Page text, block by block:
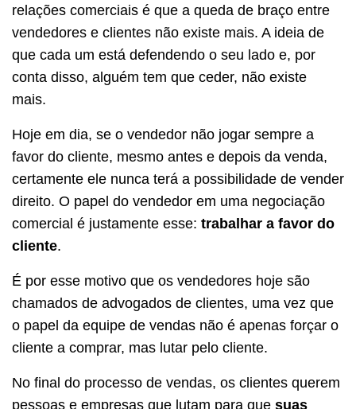
relações comerciais é que a queda de braço entre
vendedores e clientes não existe mais. A ideia de
que cada um está defendendo o seu lado e, por
conta disso, alguém tem que ceder, não existe
mais.
Hoje em dia, se o vendedor não jogar sempre a
favor do cliente, mesmo antes e depois da venda,
certamente ele nunca terá a possibilidade de vender
direito. O papel do vendedor em uma negociação
comercial é justamente esse: trabalhar a favor do
cliente.
É por esse motivo que os vendedores hoje são
chamados de advogados de clientes, uma vez que
o papel da equipe de vendas não é apenas forçar o
cliente a comprar, mas lutar pelo cliente.
No final do processo de vendas, os clientes querem
pessoas e empresas que lutam para que suas